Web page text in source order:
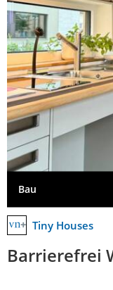
Bau
Tiny Houses
Barrierefrei